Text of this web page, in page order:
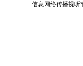
信息网络传播视听